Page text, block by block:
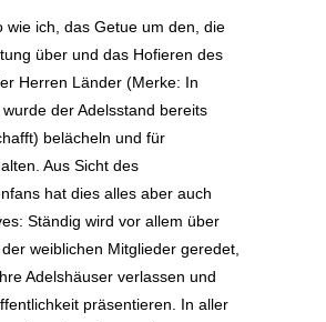
wie ich, das Getue um den, die
über und das Hofieren des
Herren Länder (Merke: In
der Adelsstand bereits
belächeln und für
Aus Sicht des
hat dies alles aber auch
Ständig wird vor allem über
weiblichen Mitglieder geredet,
Adelshäuser verlassen und
präsentieren. In aller